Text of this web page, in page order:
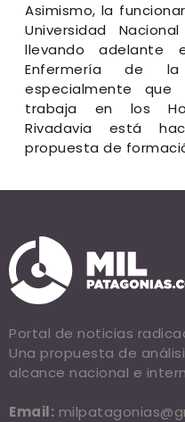
Asimismo, la
Universidad
llevando adelante
Enfermería de
especialmente que
trabaja en los
Rivadavia está
propuesta de
Portal de noticias
Una propuesta de
alcance nacional e
Email: